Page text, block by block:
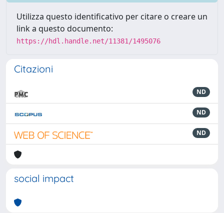
Utilizza questo identificativo per citare o creare un
link a questo documento:
https://hdl.handle.net/11381/1495076
Citazioni
ND
ND
ND
social impact